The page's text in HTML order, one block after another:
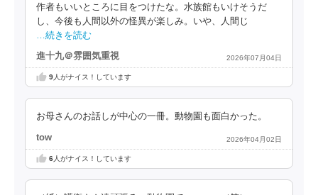
作者もいいところに目をつけたな。水族館もいけそうだ
し、今後も人間以外の怪異が楽しみ。いや、人間じ
…続きを読む
進十九＠雰囲気重視 2026年07月04日
9人がナイス！しています
お母さんのお話しが中心の一冊。動物園も面白かった。
tow 2026年04月02日
6人がナイス！しています